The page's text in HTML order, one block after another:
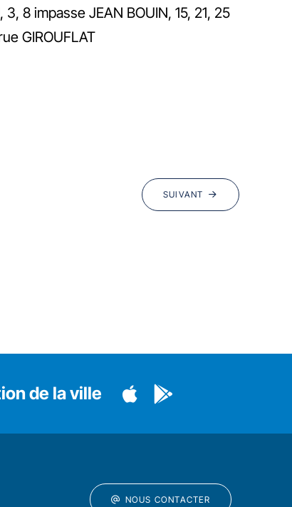
3, 8 impasse JEAN BOUIN, 15, 21, 25
GIROUFLAT
SUIVANT
de la ville
NOUS CONTACTER